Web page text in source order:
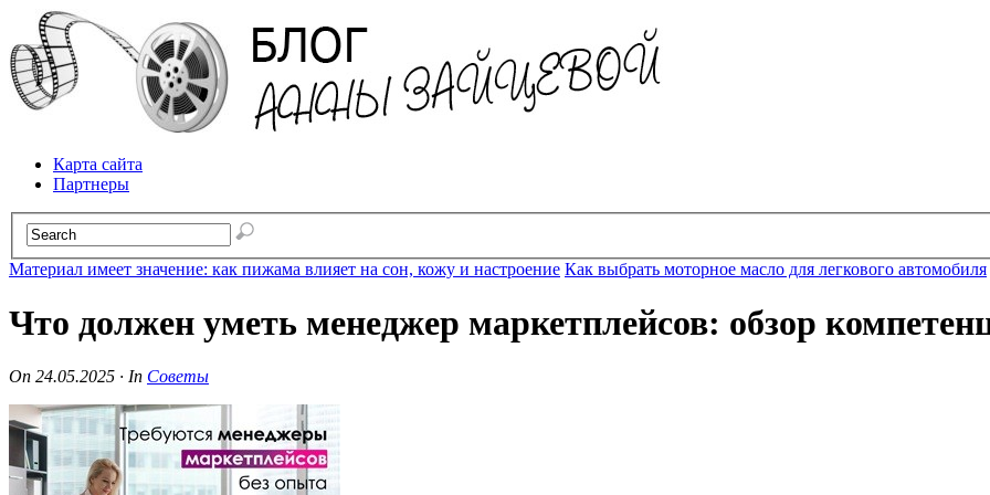
Карта сайта
Партнеры
Материал имеет значение: как пижама влияет на сон, кожу и настроение Как выбрать моторное масло для легкового автомобиля
Что должен уметь менеджер маркетплейсов: обзор
On 24.05.2025 · In Советы